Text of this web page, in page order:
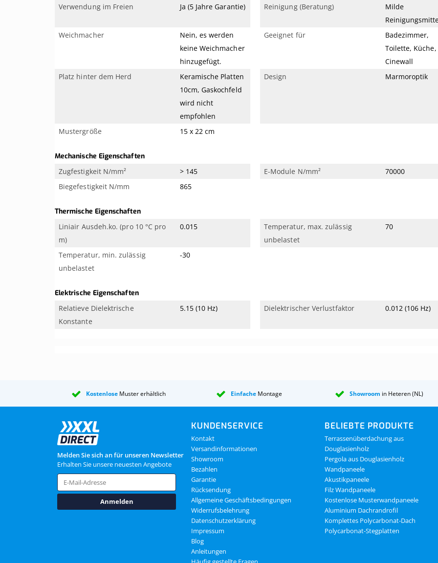
Verwendung im Freien
Ja (5 Jahre Garantie) Reinigung (Beratung)
Milde
Weichmacher
Nein, es werden
keine Weichmacher
hinzugefügt.
Geeignet für
Badezimmer,
Toilette, Küche,
Cinewall
Platz hinter dem Herd
Keramische Platten
10cm, Gaskochfeld
wird nicht
empfohlen
Design Marmoroptik
Mustergröße 15 x 22 cm
Mechanische Eigenschaften
Zugfestigkeit N/mm²
> 145 E-Module N/mm²
70000
Biegefestigkeit N/mm
865
Thermische Eigenschaften
Liniair Ausdeh.ko. (pro 10 °C pro
m)
0.015
Temperatur, max. zulässig
unbelastet
70
Temperatur, min. zulässig
unbelastet
-30
Elektrische Eigenschaften
Relatieve Dielektrische
Konstante
5.15 (10 Hz) Dielektrischer Verlustfaktor 0.012 (106 Hz)
Kostenlose Muster erhältlich EinfacheMontage Showroom in Heteren (NL)
Melden Sie sich an für unseren Newsletter
Erhalten Sie unsere neuesten Angebote
Anmelden
KUNDENSERVICE
Kontakt
Versandinformationen
Showroom
Bezahlen
Garantie
Rücksendung
Allgemeine Geschäftsbedingungen
Widerrufsbelehrung
Datenschutzerklärung
Impressum
Blog
Anleitungen
BELIEBTE PRODUKTE
Terrassenüberdachung aus
Douglasienholz
Pergola aus Douglasienholz
Wandpaneele
Akustikpaneele
Filz Wandpaneele
Kostenlose Musterwandpaneele
Aluminium Dachrandrofil
Komplettes Polycarbonat-Dach
Polycarbonat-Stegplatten